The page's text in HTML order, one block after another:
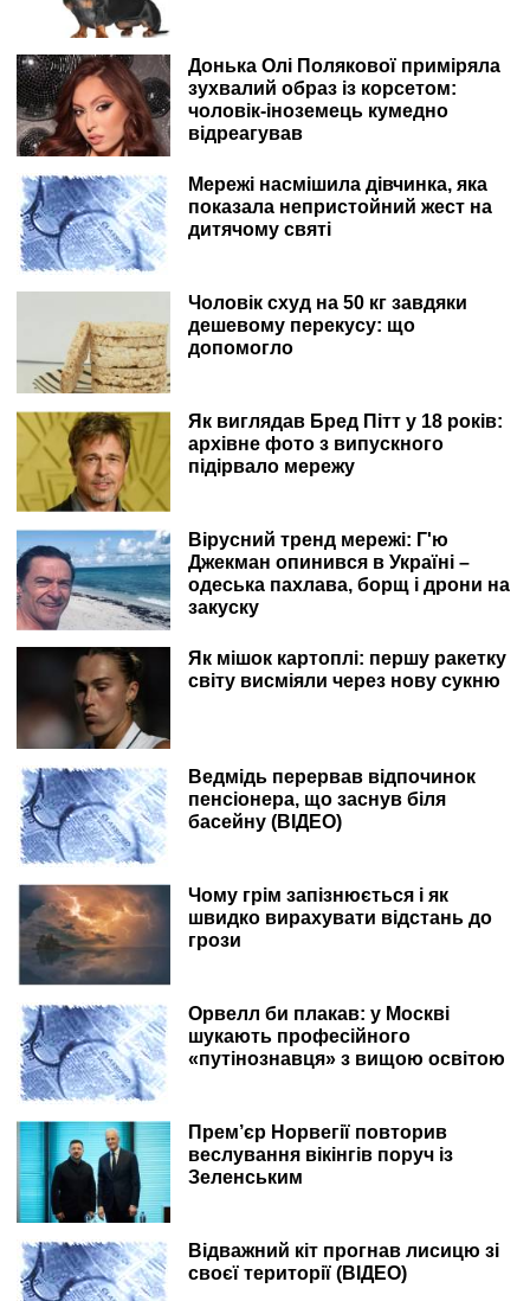
Донька Олі Полякової приміряла
зухвалий образ із корсетом:
чоловік-іноземець кумедно
відреагував
Мережі насмішила дівчинка, яка
показала непристойний жест на
дитячому святі
Чоловік схуд на 50 кг завдяки
дешевому перекусу: що
допомогло
Як виглядав Бред Пітт у 18 років:
архівне фото з випускного
підірвало мережу
Вірусний тренд мережі: Г'ю
Джекман опинився в Україні –
одеська пахлава, борщ і дрони на
закуску
Як мішок картоплі: першу ракетку
світу висміяли через нову сукню
Ведмідь перервав відпочинок
пенсіонера, що заснув біля
басейну (ВІДЕО)
Чому грім запізнюється і як
швидко вирахувати відстань до
грози
Орвелл би плакав: у Москві
шукають професійного
«путінознавця» з вищою освітою
Прем’єр Норвегії повторив
веслування вікінгів поруч із
Зеленським
Відважний кіт прогнав лисицю зі
своєї території (ВІДЕО)